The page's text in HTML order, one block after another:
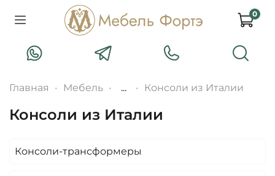
0
Главная Мебель ... Консоли из Италии
Консоли из Италии
Консоли-трансформеры